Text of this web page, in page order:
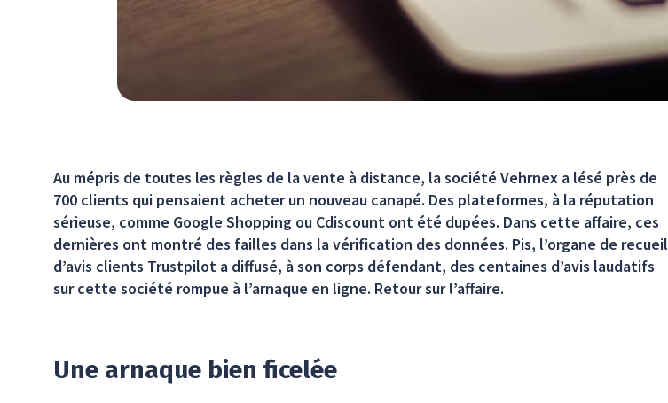
Au mépris de toutes les règles de la vente à distance, la société Vehrnex a lésé près de
700 clients qui pensaient acheter un nouveau canapé. Des plateformes, à la réputation
sérieuse, comme Google Shopping ou Cdiscount ont été dupées. Dans cette affaire, ces
dernières ont montré des failles dans la vérification des données. Pis, l’organe de recueil
d’avis clients Trustpilot a diffusé, à son corps défendant, des centaines d’avis laudatifs
sur cette société rompue à l’arnaque en ligne. Retour sur l’affaire.
Une arnaque bien ficelée